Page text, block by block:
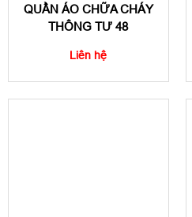
QUẦN ÁO CHỮA CHÁY
THÔNG TƯ 48
Liên hệ